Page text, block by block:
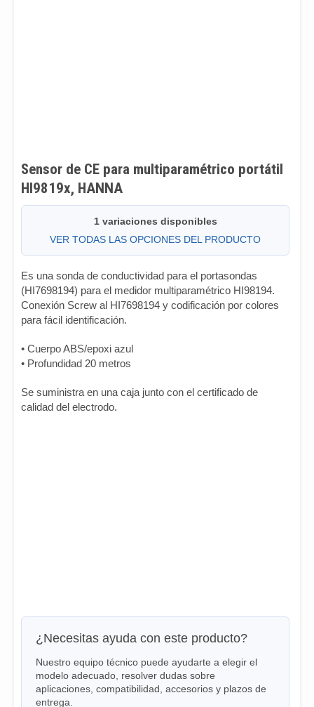
Sensor de CE para multiparamétrico portátil
HI9819x, HANNA
1 variaciones disponibles
VER TODAS LAS OPCIONES DEL PRODUCTO
Es una sonda de conductividad para el portasondas
(HI7698194) para el medidor multiparamétrico HI98194.
Conexión Screw al HI7698194 y codificación por colores
para fácil identificación.
• Cuerpo ABS/epoxi azul
• Profundidad 20 metros
Se suministra en una caja junto con el certificado de
calidad del electrodo.
¿Necesitas ayuda con este producto?
Nuestro equipo técnico puede ayudarte a elegir el
modelo adecuado, resolver dudas sobre
aplicaciones, compatibilidad, accesorios y plazos de
entrega.